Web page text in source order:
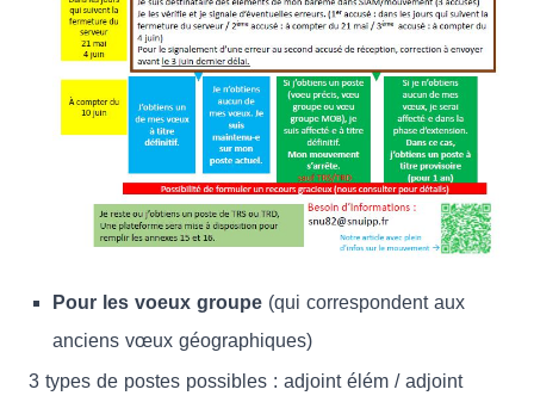
Pour les voeux groupe (qui correspondent aux
anciens vœux géographiques)
3 types de postes possibles : adjoint élém / adjoint